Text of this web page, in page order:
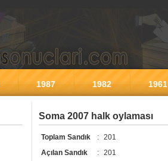
1987 1982 1961
Soma 2007 halk oylaması
Toplam Sandık : 201
Açılan Sandık
: 201